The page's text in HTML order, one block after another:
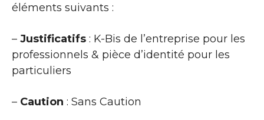
éléments suivants :
– Justificatifs : K-Bis de l’entreprise pour les
professionnels & pièce d’identité pour les
particuliers
– Caution : Sans Caution